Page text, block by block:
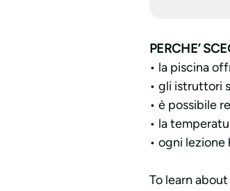
PERCHE’
• la piscina
• gli istruttori
• è possibile
• la
• ogni lezione
To learn